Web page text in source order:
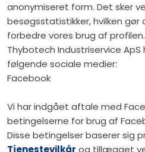
anonymiseret form. Det sker
besøgsstatistikker, hvilken
forbedre vores brug af profilen.
Thybotech Industriservice
følgende sociale medier:
Facebook
Vi har indgået aftale med
betingelserne for brug af
Disse betingelser baserer sig